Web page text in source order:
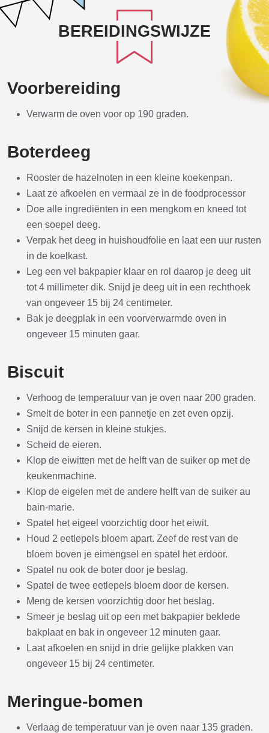
BEREIDINGSWIJZE
Voorbereiding
Verwarm de oven voor op 190 graden.
Boterdeeg
Rooster de hazelnoten in een kleine koekenpan.
Laat ze afkoelen en vermaal ze in de foodprocessor
Doe alle ingrediënten in een mengkom en kneed tot
een soepel deeg.
Verpak het deeg in huishoudfolie en laat een uur rusten
in de koelkast.
Leg een vel bakpapier klaar en rol daarop je deeg uit
tot 4 millimeter dik. Snijd je deeg uit in een rechthoek
van ongeveer 15 bij 24 centimeter.
Bak je deegplak in een voorverwarmde oven in
ongeveer 15 minuten gaar.
Biscuit
Verhoog de temperatuur van je oven naar 200 graden.
Smelt de boter in een pannetje en zet even opzij.
Snijd de kersen in kleine stukjes.
Scheid de eieren.
Klop de eiwitten met de helft van de suiker op met de
keukenmachine.
Klop de eigelen met de andere helft van de suiker au
bain-marie.
Spatel het eigeel voorzichtig door het eiwit.
Houd 2 eetlepels bloem apart. Zeef de rest van de
bloem boven je eimengsel en spatel het erdoor.
Spatel nu ook de boter door je beslag.
Spatel de twee eetlepels bloem door de kersen.
Meng de kersen voorzichtig door het beslag.
Smeer je beslag uit op een met bakpapier beklede
bakplaat en bak in ongeveer 12 minuten gaar.
Laat afkoelen en snijd in drie gelijke plakken van
ongeveer 15 bij 24 centimeter.
Meringue-bomen
Verlaag de temperatuur van je oven naar 135 graden.